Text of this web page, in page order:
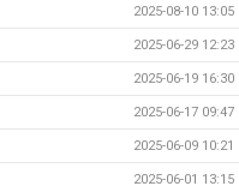
2025-08-10 13:05
2025-06-29 12:23
2025-06-19 16:30
2025-06-17 09:47
2025-06-09 10:21
2025-06-01 13:15